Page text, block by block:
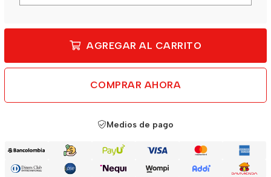
AGREGAR AL CARRITO
COMPRAR AHORA
Medios de pago